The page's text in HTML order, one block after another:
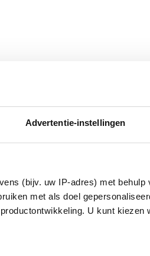
Advertentie-instellingen
(bijv. uw IP-adres) met behulp
met als doel
U kunt kiezen
item. Je hebt
een gratis digitaal voorbeeld
maat en snelle levering van je